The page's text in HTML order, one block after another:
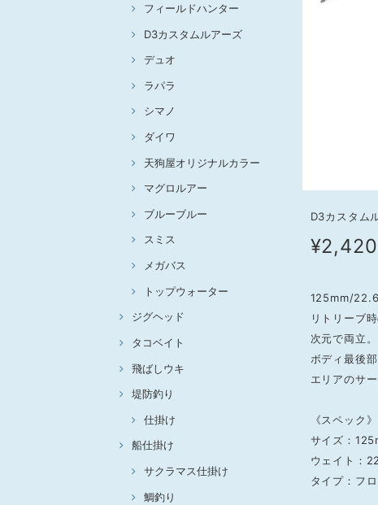
フィールドハンター
D3カスタムルアーズ
デュオ
ラパラ
シマノ
ダイワ
天狗屋オリジナルカラー
マグロルアー
ブルーブルー
スミス
メガバス
トップウォーター
ジグヘッド
タコベイト
飛ばしウキ
堤防釣り
仕掛け
船仕掛け
サクラマス仕掛け
鯛釣り
D3カスタム
¥2,420
125mm/
リトリーブ
次元で両立。
ボディ最後
エリアのサ
《スペック》
サイズ：
ウェイト：
タイプ：フ